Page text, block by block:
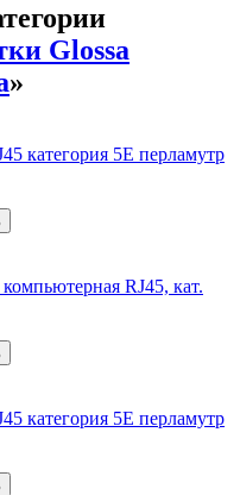
Glossa
»
категория 5E перламутр
RJ45, кат.
категория 5E перламутр